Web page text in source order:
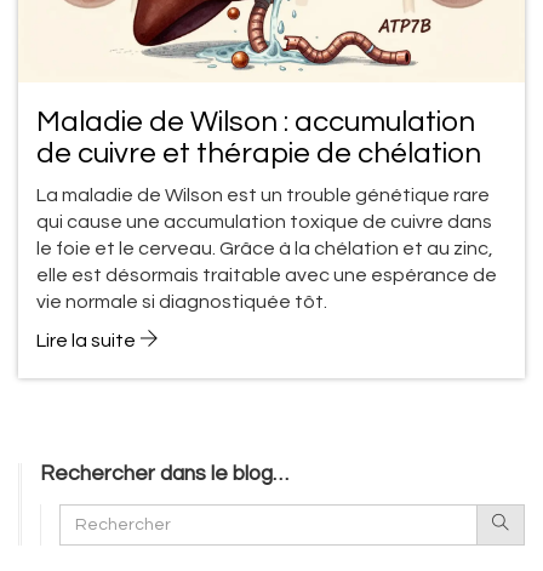
Maladie de Wilson : accumulation
de cuivre et thérapie de chélation
La maladie de Wilson est un trouble génétique rare
qui cause une accumulation toxique de cuivre dans
le foie et le cerveau. Grâce à la chélation et au zinc,
elle est désormais traitable avec une espérance de
vie normale si diagnostiquée tôt.
Lire la suite
Rechercher dans le blog…